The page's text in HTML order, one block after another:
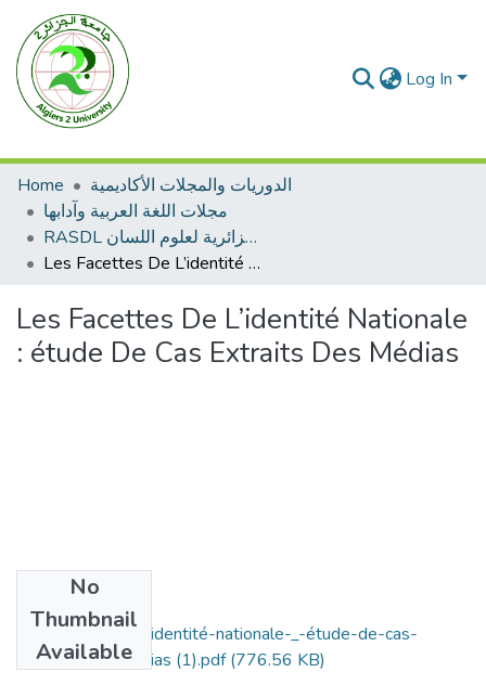
Log In
Home
الدوريات والمجلات الأكاديمية
مجلات اللغة العربية وآدابها
RASDL المجلة الجزائرية لعلوم اللسان
Les Facettes De L’identité Nationale : étude De Cas Extraits Des Médias
Les Facettes De L’identité Nationale
: étude De Cas Extraits Des Médias
No
Thumbnail
Available
les-facettes-de-l’identité-nationale-_-étude-de-cas-
extraits-des-médias (1).pdf(776.56 KB)